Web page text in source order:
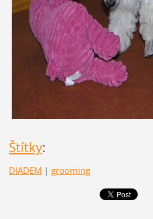
Štítky:
DIADEM | grooming